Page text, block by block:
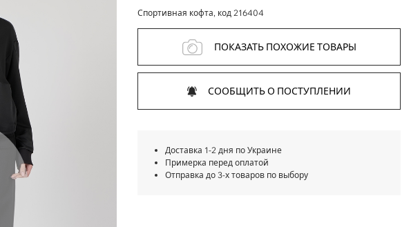
Спортивная кофта, код216404
ПОКАЗАТЬ ПОХОЖИЕ ТОВАРЫ
СООБЩИТЬ О ПОСТУПЛЕНИИ
Доставка 1-2 дня по Украине
Примерка перед оплатой
Отправка до 3-х товаров по выбору